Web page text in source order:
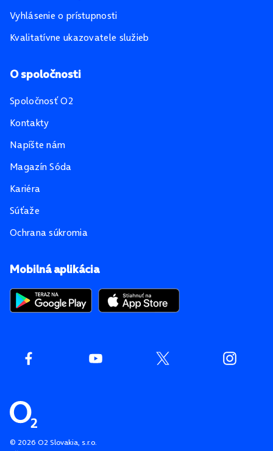
© 2026 O2 Slovakia, s.r.o.
Mobilná aplikácia
Vyhlásenie o prístupnosti
Kvalitatívne ukazovatele služieb
O spoločnosti
Spoločnosť O2
Kontakty
Napíšte nám
Magazín Sóda
Kariéra
Súťaže
Ochrana súkromia